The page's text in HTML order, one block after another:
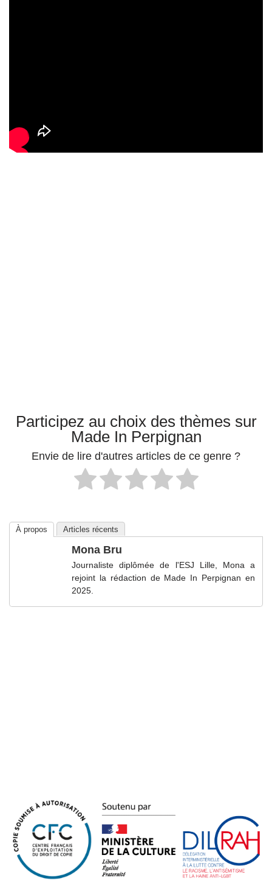
Participez au choix des thèmes sur
Made In Perpignan
Envie de lire d'autres articles de ce genre ?
À propos Articles récents
Mona Bru
Journaliste diplômée de l'ESJ Lille, Mona a
rejoint la rédaction de Made In Perpignan en
2025.